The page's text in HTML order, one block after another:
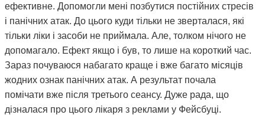
ефективне. Допомогли мені позбутися постійних стресів
і панічних атак. До цього куди тільки не зверталася, які
тільки ліки і засоби не приймала. Але, толком нічого не
допомагало. Ефект якщо і був, то лише на короткий час.
Зараз почуваюся набагато краще і вже багато місяців
жодних ознак панічних атак. А результат почала
помічати вже після третього сеансу. Дуже рада, що
дізналася про цього лікаря з реклами у Фейсбуці.